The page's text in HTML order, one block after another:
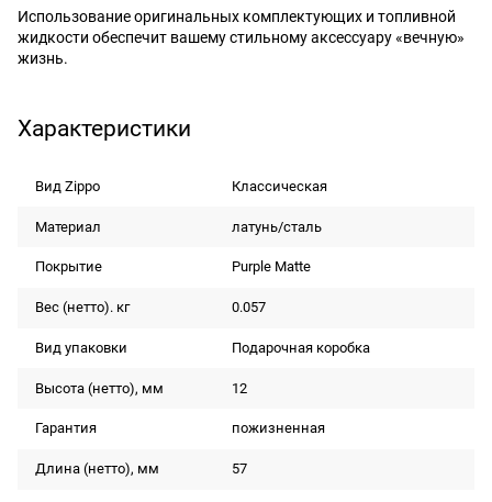
Использование оригинальных комплектующих и топливной
жидкости обеспечит вашему стильному аксессуару «вечную»
жизнь.
Характеристики
Вид Zippo Классическая
Материал латунь/сталь
Покрытие Purple Matte
Вес (нетто). кг 0.057
Вид упаковки Подарочная коробка
Высота (нетто), мм 12
Гарантия пожизненная
Длина (нетто), мм 57